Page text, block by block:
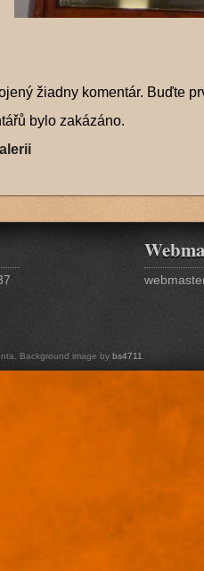
žiadny komentár. Buďte
bylo zakázáno.
Background image by bs4711